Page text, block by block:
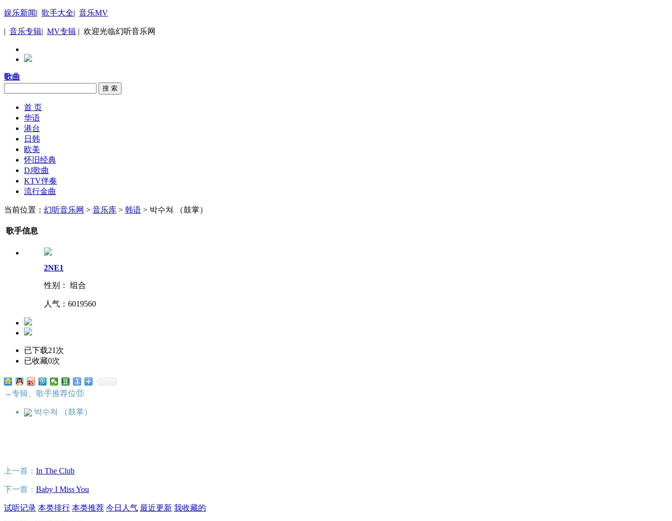
娱乐新闻| 歌手大全| 音乐MV
| 音乐专辑| MV专辑 | 欢迎光临幻听音乐网
歌曲
搜 索
首 页
华语
港台
日韩
欧美
怀旧经典
DJ歌曲
KTV伴奏
流行金曲
当前位置： 幻听音乐网 > 音乐库 > 韩语 > 박수쳐 （鼓掌）
歌手信息
2NE1
性别： 组合
人气： 6019560
已下载21次
已收藏0次
→专辑、歌手推荐位⑪
박수쳐 （鼓掌）
上一首： In The Club
下一首： Baby I Miss You
试听记录 本类排行 本类推荐 今日人气 最近更新 我收藏的